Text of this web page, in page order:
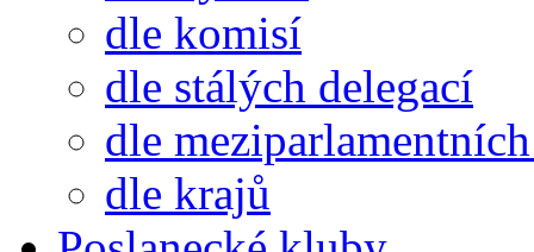
dle komisí
dle stálých delegací
dle
dle krajů